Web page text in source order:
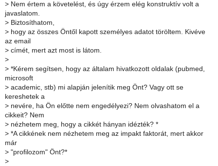
> Nem értem a követelést, és úgy érzem elég konstruktív volt a
javaslatom.
> Biztosíthatom,
> hogy az összes Öntől kapott személyes adatot töröltem. Kivéve
az email
> címét, mert azt most is látom.
>
> *Kérem segítsen, hogy az általam hivatkozott oldalak (pubmed,
microsoft
> academic, stb) mi alapján jelenítik meg Önt? Vagy ott se
kereshetek a
> nevére, ha Ön előtte nem engedélyezi? Nem olvashatom el a
cikkeit? Nem
> nézhetem meg, hogy a cikkét hányan idézték? *
> *A cikkének nem nézhetem meg az impakt faktorát, mert akkor
már
> "profilozom" Önt?*
>